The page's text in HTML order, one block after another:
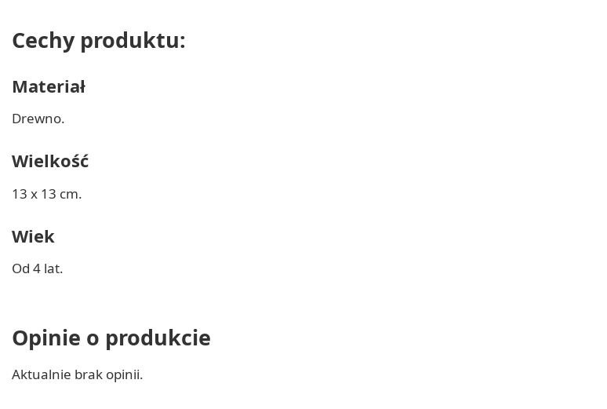
Cechy produktu:
Materiał
Drewno.
Wielkość
13 x 13 cm.
Wiek
Od 4 lat.
Opinie o produkcie
Aktualnie brak opinii.